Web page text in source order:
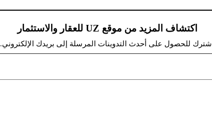
اكتشاف المزيد من موقع UZ للعقار والاستثمار
اشترك للحصول على أحدث التدوينات المرسلة إلى بريدك الإلكتروني.